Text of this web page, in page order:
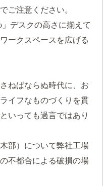
ご注意ください。
デスクの高さに揃えて
ークスペースを広げる
ねばならぬ時代に、お
イフなものづくりを貫
いっても過言ではあり
部）について弊社工場
不都合による破損の場